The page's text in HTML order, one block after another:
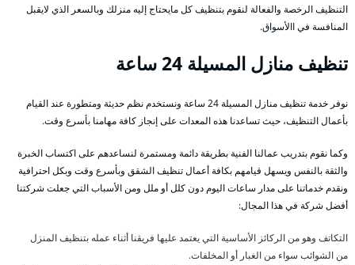
التنظيف الرخصة والفعالة لنقوم بتنظيف كل مايحتاج إليه منزلك وبالسعر الذي لايقبل
المنافسة في االأسواق.
تنظيف منازل المسيلة 24 ساعة
نوفر خدمة تنظيف منازل المسيلة 24 ساعة ونستخدم نظم حديثة ومتطورة عند القيام
بأعمال التنظيف، حيث تساعدنا هذه المعدات على إنجاز كافة مهامنا بأسرع وقت.
وكما نقوم بتدريب عمالنا الفنية بطريقة دائمة ومستمرة لنساعدهم على اكتساب الخبرة
والثقة بالنفس ويسهل قيامهم بكافة أعمال تنظيف الشقق وبأسرع وقت وبكل احترافية
ونقدم خدماتنا على مدار ساعات اليوم دون كلل أو ملل ومن الأسباب التي جعلت شركتنا
أفضل شركة في هذا المجال:
التكاتف وهو من الركائز الأساسية التي يعتمد عليها فريقنا أثناء عمله بتنظيف المنزل
من الشوائب سواء من الغبار أو المخلفات.